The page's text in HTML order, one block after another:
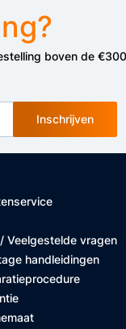
boven de €300
Inschrijven
Veelgestelde vragen
handleidingen